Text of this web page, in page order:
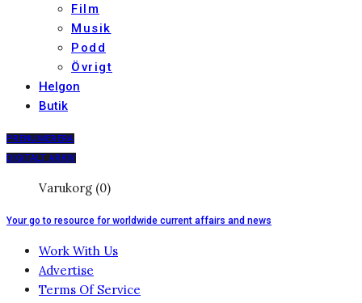
Film
Musik
Podd
Övrigt
Helgon
Butik
PRENUMERERA
DIGITALT ARKIV
Varukorg (0)
Your go to resource for worldwide current affairs and news
Work With Us
Advertise
Terms Of Service